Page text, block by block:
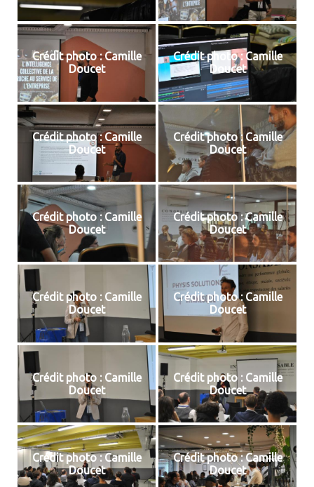
Crédit photo : Camille
Doucet
Crédit photo : Camille
Doucet
Crédit photo : Camille
Doucet
Crédit photo : Camille
Doucet
Crédit photo : Camille
Doucet
Crédit photo : Camille
Doucet
Crédit photo : Camille
Doucet
Crédit photo : Camille
Doucet
Crédit photo : Camille
Doucet
Crédit photo : Camille
Doucet
Crédit photo : Camille
Doucet
Crédit photo : Camille
Doucet